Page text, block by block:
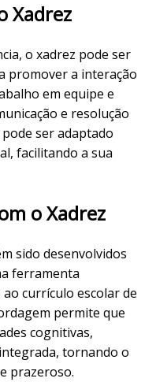
Xadrez
o xadrez pode ser
promover a interação
em equipe e
e resolução
ser adaptado
facilitando a sua
o Xadrez
sido desenvolvidos
ferramenta
currículo escolar de
permite que
cognitivas,
tornando o
prazeroso.